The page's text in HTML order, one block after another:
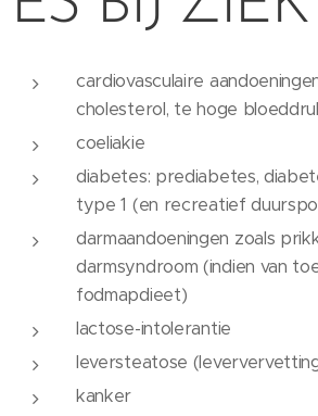
cardiovasculaire
cholesterol, te hoge
coeliakie
diabetes: prediabetes,
type 1 (en recreatief
darmaandoeningen zoals
darmsyndroom (indien van
fodmapdieet)
lactose-intolerantie
leversteatose
kanker